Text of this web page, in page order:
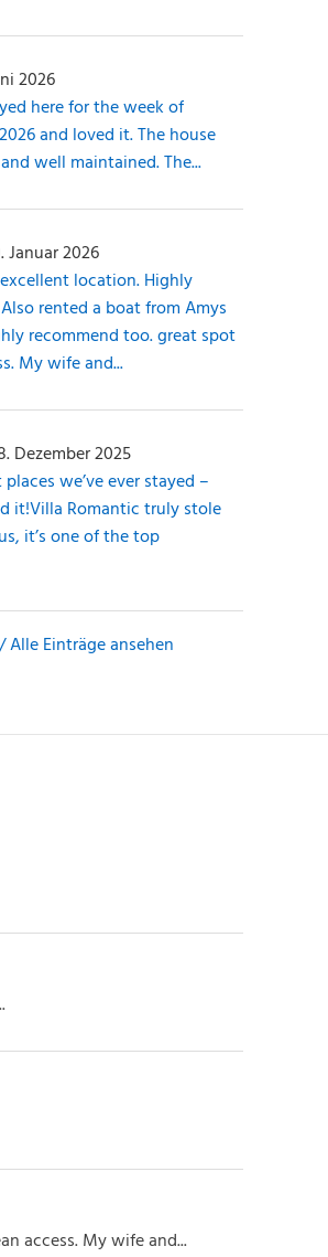
2026
here for the week of
and loved it. The house
well maintained. The...
Januar 2026
location. Highly
rented a boat from Amys
recommend too. great spot
My wife and...
Dezember 2025
we’ve ever stayed –
it!Villa Romantic truly stole
it’s one of the top
Alle Einträge ansehen
access. My wife and...